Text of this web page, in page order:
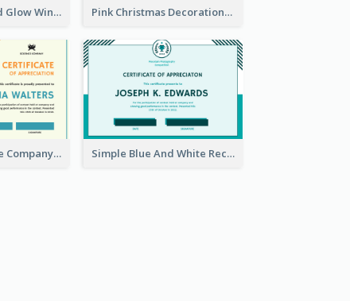
Purple Snow and Glow Winter Certificate Pink Christmas Decorations Certificate
Blue And Orange Company Triangles With Badge Certificate Simple Blue And White Rectangle Certificate